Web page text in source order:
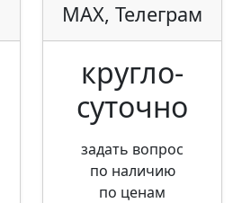
MAX, Телеграм
кругло­
суточно
задать вопрос
по наличию
по ценам